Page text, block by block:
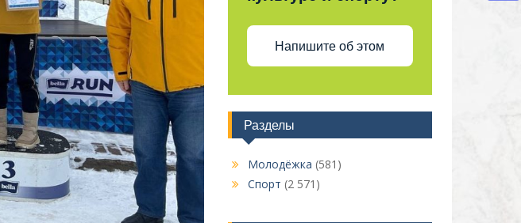
Напишите об этом
Разделы
Молодёжка (581)
Спорт (2 571)